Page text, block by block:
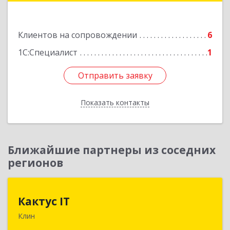
Клиентов на сопровождении
6
1С:Специалист
1
Отправить заявку
Показать контакты
Отправить заявку
Назад
Ближайшие партнеры из соседних
регионов
Кактус IT
Клин